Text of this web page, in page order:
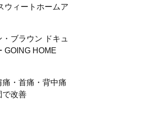
ウィートホームア
ブラウン ドキュ
GOING HOME
痛・首痛・背中痛
で改善